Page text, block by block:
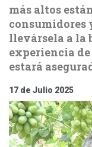
más altos
consumidores
llevársela a la
experiencia
estará
17 de Julio 2025